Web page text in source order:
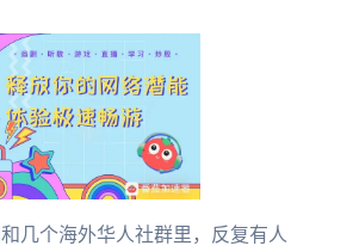
几个海外华人社群里，反复有人